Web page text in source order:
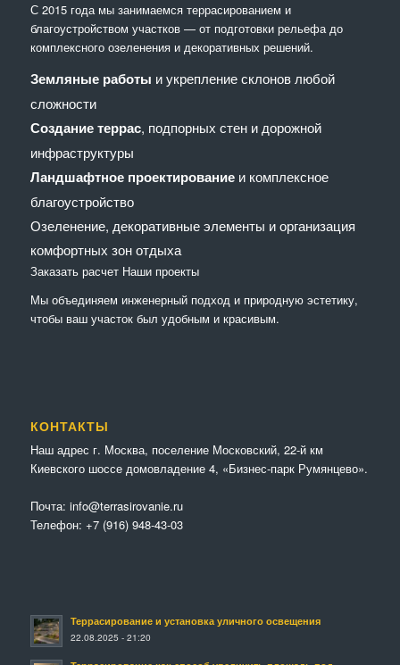
С 2015 года мы занимаемся террасированием и
благоустройством участков — от подготовки рельефа до
комплексного озеленения и декоративных решений.
Земляные работы и укрепление склонов любой
сложности
Создание террас, подпорных стен и дорожной
инфраструктуры
Ландшафтное проектированиеи комплексное
благоустройство
Озеленение, декоративные элементы и организация
комфортных зон отдыха
Заказать расчет Наши проекты
Мы объединяем инженерный подход и природную эстетику,
чтобы ваш участок был удобным и красивым.
КОНТАКТЫ
Наш адрес г. Москва, поселение Московский, 22-й км
Киевского шоссе домовладение 4, «Бизнес-парк Румянцево».
Почта: info@terrasirovanie.ru
Телефон: +7 (916) 948-43-03
Террасирование и установка уличного освещения
22.08.2025 - 21:20